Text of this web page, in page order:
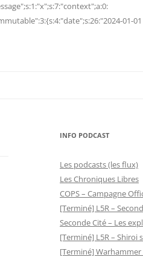
01-01
INFO PODCAST
Les podcasts (les flux)
Les Chroniques Libres
COPS – Campagne
[Terminé] L5R –
Seconde Cité – Les
[Terminé] L5R – Shiroi
[Terminé] Warhammer